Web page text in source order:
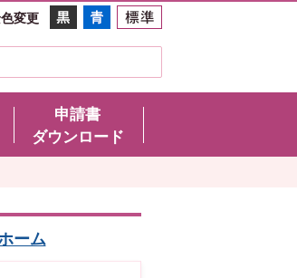
変更
申請書
ダウンロード
ーム